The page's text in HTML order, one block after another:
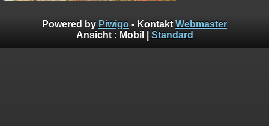
Powered by Piwigo - Kontakt Webmaster
Ansicht : Mobil Standard